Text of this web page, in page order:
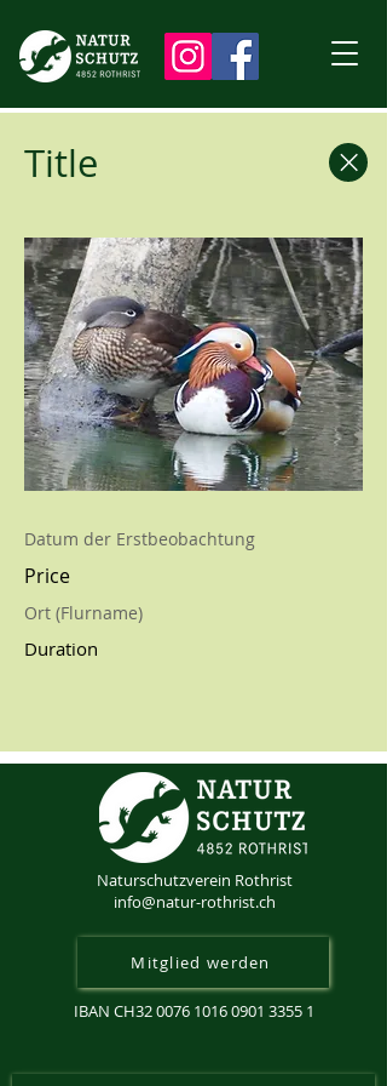
Title
Datum der Erstbeobachtung
Price
Ort (Flurname)
Duration
Naturschutzverein Rothrist
info@natur-rothrist.ch
Mitglied werden
IBAN CH320076 1016 0901 3355 1